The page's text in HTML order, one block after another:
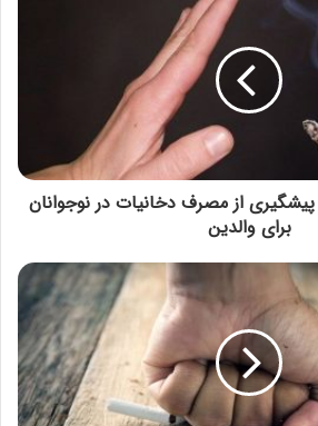
از مصرف دخانیات در نوجوانان
برای والدین